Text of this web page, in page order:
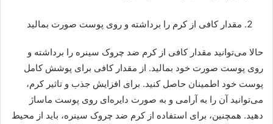
مقدار کافی از کرم را برداشته و روی پوست صورت بمالید
حالا می‌توانید مقدار کافی از کرم ضد چروک سینره را برداشته و
روی پوست صورت خود بمالید. از مقدار کافی برای پوشش کامل
پوست خود اطمینان حاصل کنید. برای افزایش جذب و تاثیر کرم،
می‌توانید آن را به آرامی و به صورت دایره‌ای روی پوست ماساژ
دهید. همچنین، برای استفاده از کرم ضد چروک سینره، باید از محیط